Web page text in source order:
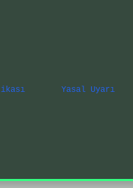
Yasal Uyarı